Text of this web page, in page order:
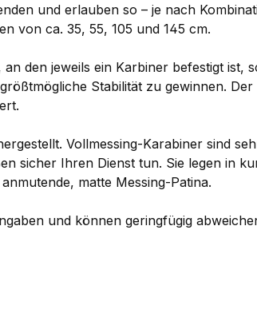
und erlauben so – je nach
von ca. 35, 55, 105 und 145 cm.
den jeweils ein Karbiner befestigt ist,
Stabilität zu gewinnen.
Vollmessing-Karabiner sind
sicher Ihren Dienst tun. Sie legen in
matte Messing-Patina.
und können geringfügig